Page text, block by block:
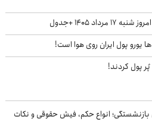
۱۴۰۵ +جدول
یورو پول ایران روی هوا است!
پُر پول کردند!
انواع حکم، فیش حقوقی و نکات